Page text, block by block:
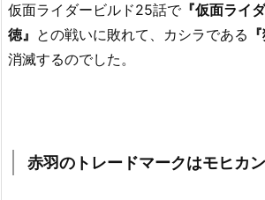
仮面ライダービルド25話で『仮面ライ
徳』 との戦いに敗れて、カシラである
消滅するのでした。
赤羽のトレードマークはモヒカン